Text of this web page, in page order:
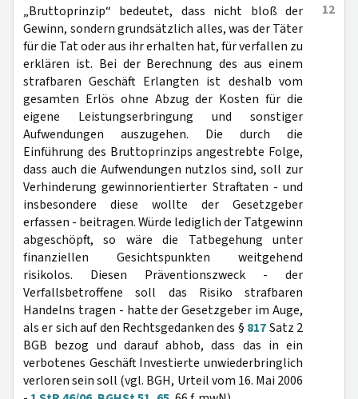
12
„Bruttoprinzip“ bedeutet, dass nicht bloß der
Gewinn, sondern grundsätzlich alles, was der Täter
für die Tat oder aus ihr erhalten hat, für verfallen zu
erklären ist. Bei der Berechnung des aus einem
strafbaren Geschäft Erlangten ist deshalb vom
gesamten Erlös ohne Abzug der Kosten für die
eigene Leistungserbringung und sonstiger
Aufwendungen auszugehen. Die durch die
Einführung des Bruttoprinzips angestrebte Folge,
dass auch die Aufwendungen nutzlos sind, soll zur
Verhinderung gewinnorientierter Straftaten - und
insbesondere diese wollte der Gesetzgeber
erfassen - beitragen. Würde lediglich der Tatgewinn
abgeschöpft, so wäre die Tatbegehung unter
finanziellen Gesichtspunkten weitgehend
risikolos. Diesen Präventionszweck - der
Verfallsbetroffene soll das Risiko strafbaren
Handelns tragen - hatte der Gesetzgeber im Auge,
als er sich auf den Rechtsgedanken des § 817Satz 2
BGB bezog und darauf abhob, dass das in ein
verbotenes Geschäft Investierte unwiederbringlich
verloren sein soll (vgl. BGH, Urteil vom 16. Mai 2006